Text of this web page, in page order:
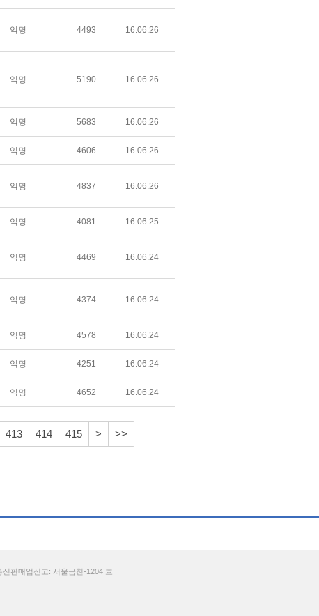
익명 4493 16.06.26
익명 5190 16.06.26
익명 5683 16.06.26
익명 4606 16.06.26
익명 4837 16.06.26
익명 4081 16.06.25
익명 4469 16.06.24
익명 4374 16.06.24
익명 4578 16.06.24
익명 4251 16.06.24
익명 4652 16.06.24
413 414 415 > >>
판매업신고: 서울금천-1204 호